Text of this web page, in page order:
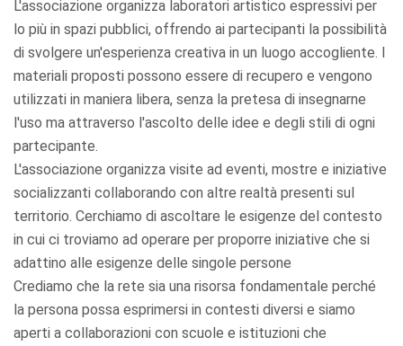
L'associazione organizza laboratori artistico espressivi per
lo più in spazi pubblici, offrendo ai partecipanti la possibilità
di svolgere un'esperienza creativa in un luogo accogliente. I
materiali proposti possono essere di recupero e vengono
utilizzati in maniera libera, senza la pretesa di insegnarne
l'uso ma attraverso l'ascolto delle idee e degli stili di ogni
partecipante.
L'associazione organizza visite ad eventi, mostre e iniziative
socializzanti collaborando con altre realtà presenti sul
territorio. Cerchiamo di ascoltare le esigenze del contesto
in cui ci troviamo ad operare per proporre iniziative che si
adattino alle esigenze delle singole persone
Crediamo che la rete sia una risorsa fondamentale perché
la persona possa esprimersi in contesti diversi e siamo
aperti a collaborazioni con scuole e istituzioni che